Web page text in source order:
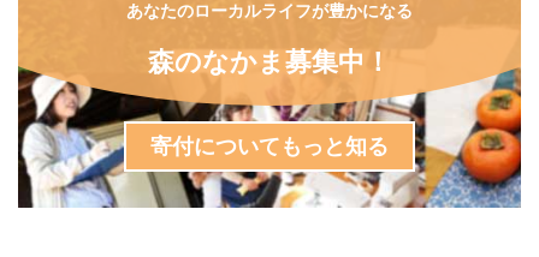
あなたのローカルライフが豊かになる
森のなかま募集中！
寄付についてもっと知る